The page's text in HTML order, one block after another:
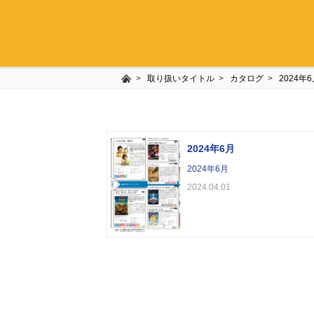
取り扱いタイトル カタログ 2024年6
2024年6月
2024年6月
2024.04.01